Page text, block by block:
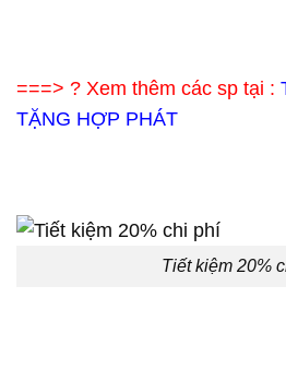
===> ? Xem thêm các sp tại :
TẶNG HỢP PHÁT
Tiết kiệm 20%